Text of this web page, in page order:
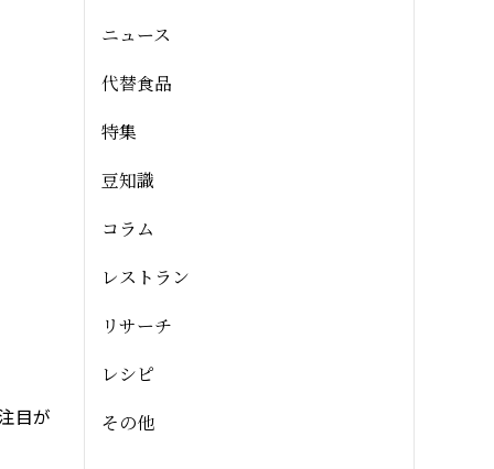
目が
ニュース
代替食品
特集
豆知識
コラム
レストラン
リサーチ
レシピ
その他